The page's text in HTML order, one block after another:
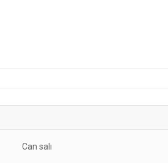
Can salı